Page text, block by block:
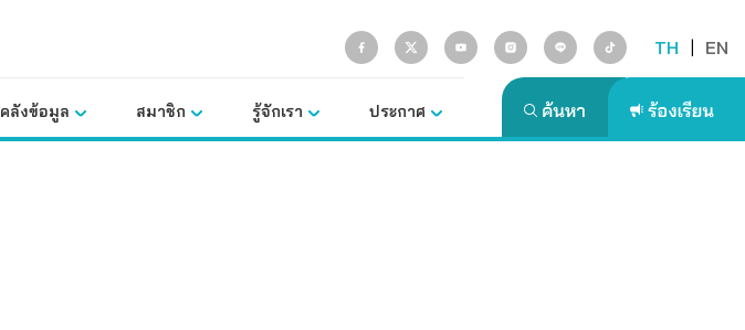
TH | EN
คลังข้อมูล สมาชิก รู้จักเรา ประกาศ